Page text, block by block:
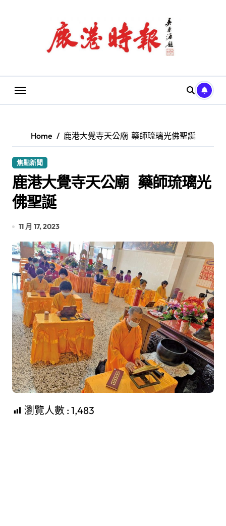
Home 鹿港大覺寺天公廟 藥師琉璃光佛聖誕
焦點新聞
鹿港大覺寺天公廟 藥師琉璃光
佛聖誕
11 月 17, 2023
瀏覽人數 : 1,483